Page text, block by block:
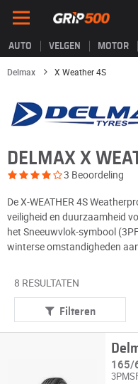
AUTO VELGEN MOTOR
Delmax X Weather 4S
DELMAX X
3 Beoordeling
De X-WEATHER 4S
veiligheid en duurzaamheid
het Sneeuwvlok-symbool
winterse omstandigheden
8 RESULTATEN
Filteren
165/